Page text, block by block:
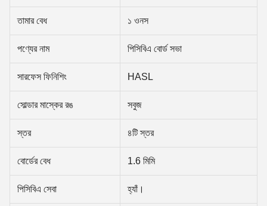
তামার বেধ ১ ওনস
পণ্যের নাম পিসিবিএ বোর্ড সভা
সারফেস ফিনিশিং HASL
সোল্ডার মাস্কের রঙ সবুজ
স্তর ৪টি স্তর
বোর্ডের বেধ 1.6 মিমি
পিসিবিএ সেবা হ্যাঁ।